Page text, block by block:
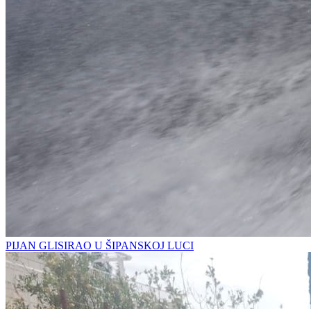
PIJAN GLISIRAO U ŠIPANSKOJ LUCI